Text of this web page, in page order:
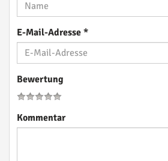
E-Mail-Adresse *
Bewertung
Kommentar